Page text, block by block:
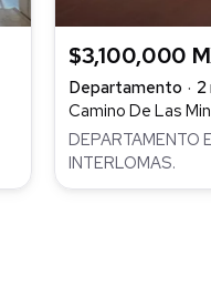
$3,100,000
Departamento
2
Camino De Las
DEPARTAMENTO
INTERLOMAS.